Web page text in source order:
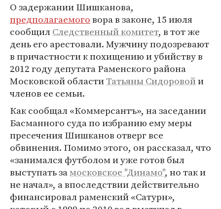
О задержании Шишканова,
предполагаемоговора в законе, 15 июля
сообщилСледственный комитет, в тот же
день его арестовали. Мужчину подозревают
в причастности к похищению и убийству в
2012 году депутата Раменского района
Московской областиТатьяны Сидоровойи
членов ее семьи.
Как сообщал «Коммерсантъ», на заседании
Басманного суда по избранию ему меры
пресечения Шишканов отверг все
обвинения. Помимо этого, он рассказал, что
«занимался футболом и уже готов был
выступать замосковское "Динамо", но так и
не начал», а впоследствии действительно
финансировал раменский «Сатурн»,